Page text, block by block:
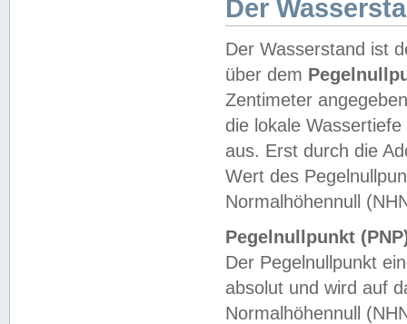
Der
Der Wasserstand ist
über dem
Zentimeter
die lokale
aus. Erst durch die
Wert des
Normalhöhennull
Pegelnullpunkt
Der Pegelnullpunkt
absolut und wird auf
Normalhöhennull